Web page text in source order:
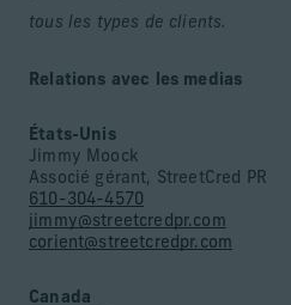
tous les types de clients.
Relations avec les medias
États-Unis
Jimmy Moock
Associé gérant, StreetCred PR
610-304-4570
jimmy@streetcredpr.com
corient@streetcredpr.com
Canada